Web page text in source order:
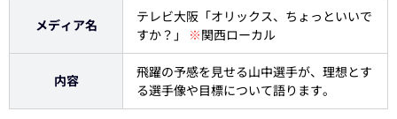
メディア名
テレビ大阪「オリックス、ちょっといいで
すか？」 ※関西ローカル
内容
飛躍の予感を見せる山中選手が、理想とす
る選手像や目標について語ります。